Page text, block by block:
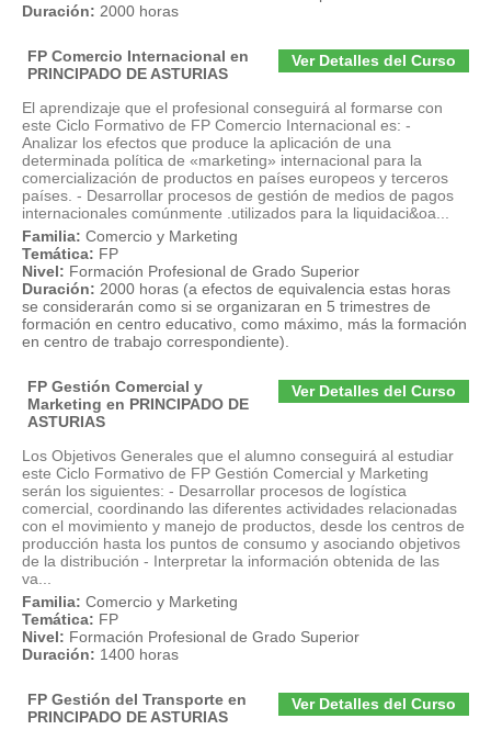
Duración: 2000 horas
Ver Detalles del Curso
FP Comercio Internacional en
PRINCIPADO DE ASTURIAS
El aprendizaje que el profesional conseguirá al formarse con
este Ciclo Formativo de FP Comercio Internacional es: -
Analizar los efectos que produce la aplicación de una
determinada política de «marketing» internacional para la
comercialización de productos en países europeos y terceros
países. - Desarrollar procesos de gestión de medios de pagos
internacionales comúnmente .utilizados para la liquidaci&oa...
Familia: Comercio y Marketing
Temática: FP
Nivel: Formación Profesional de Grado Superior
Duración: 2000 horas (a efectos de equivalencia estas horas
se considerarán como si se organizaran en 5 trimestres de
formación en centro educativo, como máximo, más la formación
en centro de trabajo correspondiente).
Ver Detalles del Curso
FP Gestión Comercial y
Marketing en PRINCIPADO DE
ASTURIAS
Los Objetivos Generales que el alumno conseguirá al estudiar
este Ciclo Formativo de FP Gestión Comercial y Marketing
serán los siguientes: - Desarrollar procesos de logística
comercial, coordinando las diferentes actividades relacionadas
con el movimiento y manejo de productos, desde los centros de
producción hasta los puntos de consumo y asociando objetivos
de la distribución - Interpretar la información obtenida de las
va...
Familia: Comercio y Marketing
Temática: FP
Nivel: Formación Profesional de Grado Superior
Duración: 1400 horas
Ver Detalles del Curso
FP Gestión del Transporte en
PRINCIPADO DE ASTURIAS